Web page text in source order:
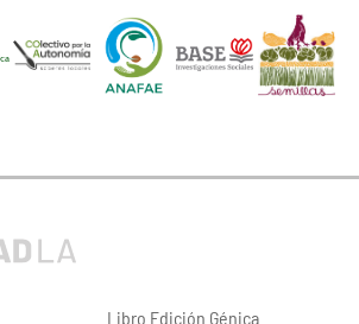
Libro Edición Génica